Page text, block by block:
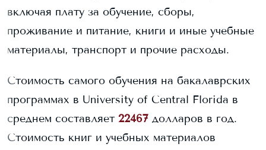
включая плату за обучение, сборы,
проживание и питание, книги и иные учебные
материалы, транспорт и прочие расходы.
Стоимость самого обучения на бакалаврских
программах в University of Central Florida в
среднем составляет 22467 долларов в год.
Стоимость книг и учебных материалов